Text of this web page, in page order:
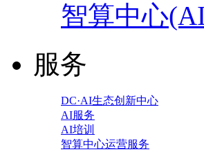
智算中心
服务
DC·AI生态创新中心
AI服务
AI培训
智算中心运营服务